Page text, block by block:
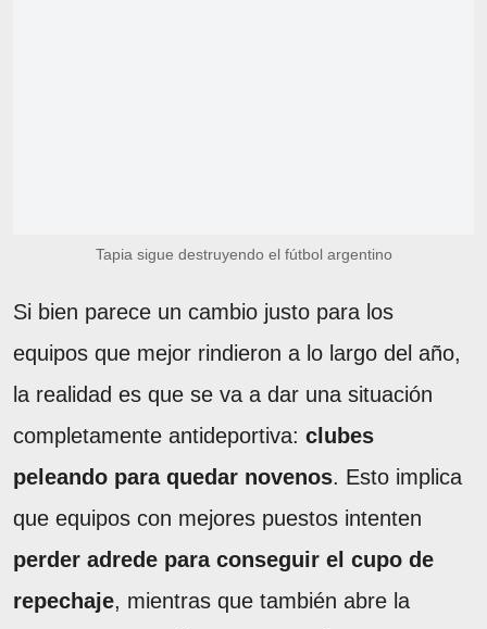
Tapia sigue destruyendo el fútbol argentino
Si bien parece un cambio justo para los
equipos que mejor rindieron a lo largo del año,
la realidad es que se va a dar una situación
completamente antideportiva: clubes
peleando para quedar novenos. Esto implica
que equipos con mejores puestos intenten
perder adrede para conseguir el cupo de
repechaje, mientras que también abre la